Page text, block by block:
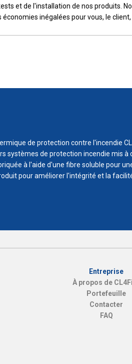
et de l'installation de nos produits.
inégalées pour vous, le
de protection contre l'incendie
systèmes de protection incendie mis
à l'aide d'une fibre soluble pour
pour améliorer l'intégrité et la
Entreprise
À propos de
Portefeuille
Contacter
FAQ